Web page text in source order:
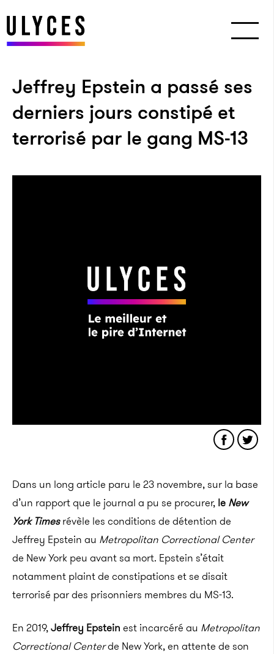
Jeffrey Epstein a passé ses
derniers jours constipé et
terrorisé par le gang MS-13
Dans un long article paru le 23 novembre, sur la base
d’un rapport que le journal a pu se procurer, le New
YorkTimesrévèle les conditions de détention de
Jeffrey Epstein au Metropolitan Correctional Center
de New York peu avant sa mort. Epstein s’était
notamment plaint de constipations et se disait
terrorisé par des prisonniers membres du MS-13.
En 2019,Jeffrey Epstein est incarcéré au Metropolitan
Correctional Centerde New York, en attente de son